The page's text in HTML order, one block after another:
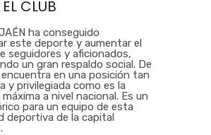
CLUB
ha conseguido
este deporte y aumentar el
seguidores y aficionados,
un gran respaldo social. De
en una posición tan
y privilegiada como es la
a nivel nacional. Es un
para un equipo de esta
deportiva de la capital